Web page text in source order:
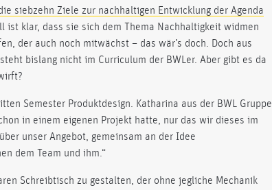
siebzehn Ziele zur nachhaltigen Entwicklung der Agenda
ist klar, dass sie sich dem Thema Nachhaltigkeit widmen
der auch noch mitwächst – das wär’s doch. Doch aus
bislang nicht im Curriculum der BWLer. Aber gibt es da
Semester Produktdesign. Katharina aus der BWL Gruppe
in einem eigenen Projekt hatte, nur das wir dieses im
unser Angebot, gemeinsam an der Idee
dem Team und ihm.“
Schreibtisch zu gestalten, der ohne jegliche Mechanik